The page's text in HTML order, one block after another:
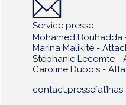
Service presse
Mohamed Bouhadda
Marina Malikité -
Stéphanie Lecomte -
Caroline Dubois -